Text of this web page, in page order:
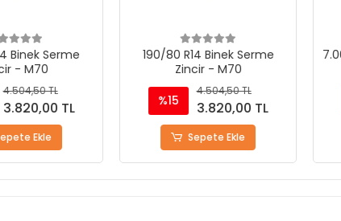
Serme
- M70
TL
TL
Ekle
190/80 R14 Binek Serme
Zincir - M70
%15
4.504,50 TL
3.820,00 TL
Sepete Ekle
7.00